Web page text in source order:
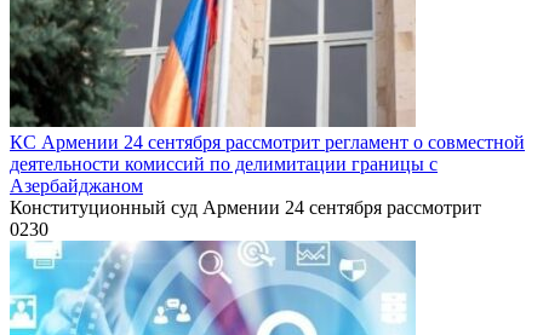
КС Армении 24 сентября рассмотрит регламент о совместной
деятельности комиссий по делимитации границы с
Азербайджаном
Конституционный суд Армении 24 сентября рассмотрит
0230